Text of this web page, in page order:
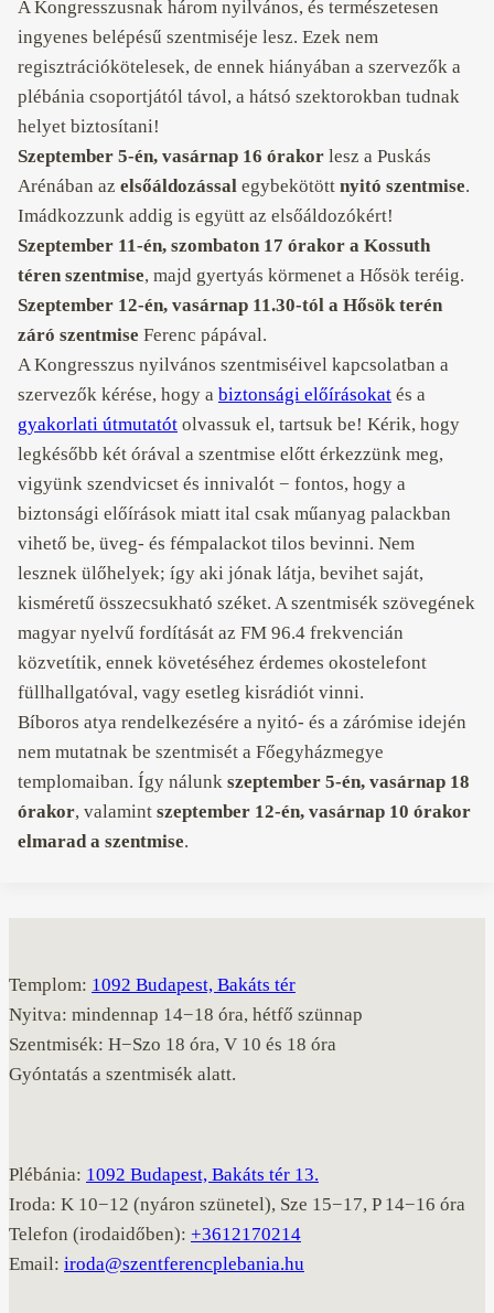
A Kongresszusnak három nyilvános, és természetesen
ingyenes belépésű szentmiséje lesz. Ezek nem
regisztrációkötelesek, de ennek hiányában a szervezők a
plébánia csoportjától távol, a hátsó szektorokban tudnak
helyet biztosítani!
Szeptember 5-én, vasárnap 16 órakor lesz a Puskás
Arénában az elsőáldozással egybekötött nyitó szentmise.
Imádkozzunk addig is együtt az elsőáldozókért!
Szeptember 11-én, szombaton 17 órakor a Kossuth
téren szentmise, majd gyertyás körmenet a Hősök teréig.
Szeptember 12-én, vasárnap 11.30-tól a Hősök terén
záró szentmise Ferenc pápával.
A Kongresszus nyilvános szentmiséivel kapcsolatban a
szervezők kérése, hogy a biztonsági előírásokat és a
gyakorlati útmutatót olvassuk el, tartsuk be! Kérik, hogy
legkésőbb két órával a szentmise előtt érkezzünk meg,
vigyünk szendvicset és innivalót − fontos, hogy a
biztonsági előírások miatt ital csak műanyag palackban
vihető be, üveg- és fémpalackot tilos bevinni. Nem
lesznek ülőhelyek; így aki jónak látja, bevihet saját,
kisméretű összecsukható széket. A szentmisék szövegének
magyar nyelvű fordítását az FM 96.4 frekvencián
közvetítik, ennek követéséhez érdemes okostelefont
füllhallgatóval, vagy esetleg kisrádiót vinni.
Bíboros atya rendelkezésére a nyitó- és a zárómise idején
nem mutatnak be szentmisét a Főegyházmegye
templomaiban. Így nálunk szeptember 5-én, vasárnap 18
órakor, valamint szeptember 12-én, vasárnap 10 órakor
elmarad a szentmise.
Templom: 1092 Budapest, Bakáts tér
Nyitva: mindennap 14−18 óra, hétfő szünnap
Szentmisék: H−Szo 18 óra, V 10 és 18 óra
Gyóntatás a szentmisék alatt.
Plébánia: 1092 Budapest, Bakáts tér 13.
Iroda: K 10−12 (nyáron szünetel), Sze 15−17, P 14−16 óra
Telefon (irodaidőben): +3612170214
Email: iroda@szentferencplebania.hu